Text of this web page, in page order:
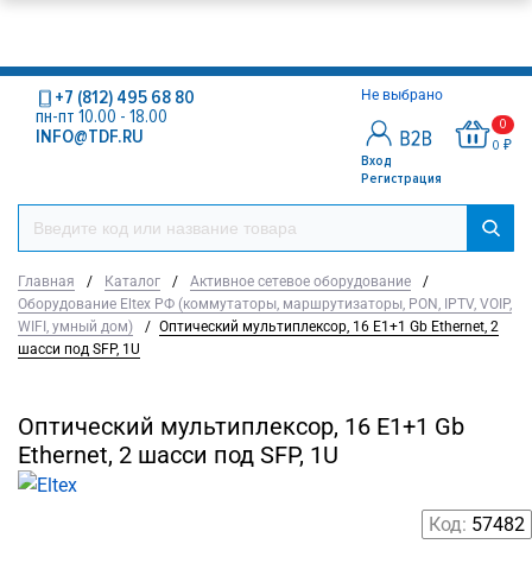
Не выбрано
Вход
Регистрация
0
0 ₽
+7 (812) 495 68 80
пн-пт 10.00 - 18.00
INFO@TDF.RU
Главная / Каталог / Активное сетевое оборудование
/
Оборудование Eltex РФ (коммутаторы, маршрутизаторы, PON, IPTV, VOIP,
WIFI, умный дом)
/ Оптический мультиплексор, 16 Е1+1 Gb Ethernet, 2
шасси под SFP, 1U
Оптический мультиплексор, 16 Е1+1 Gb
Ethernet, 2 шасси под SFP, 1U
Код: 57482